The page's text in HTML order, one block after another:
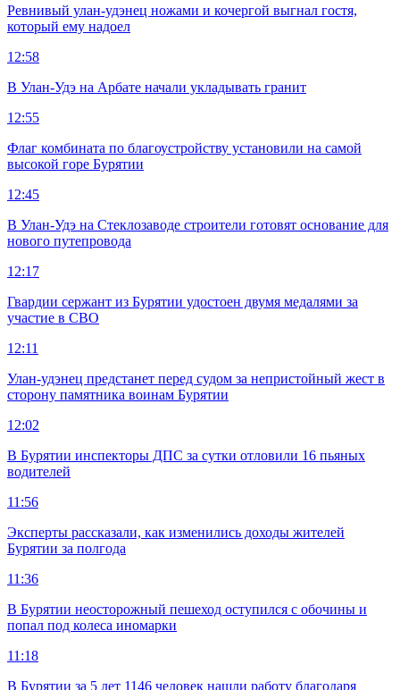
Ревнивый улан-удэнец ножами и кочергой выгнал гостя,
который ему надоел
12:58
В Улан-Удэ на Арбате начали укладывать гранит
12:55
Флаг комбината по благоустройству установили на самой
высокой горе Бурятии
12:45
В Улан-Удэ на Стеклозаводе строители готовят основание для
нового путепровода
12:17
Гвардии сержант из Бурятии удостоен двумя медалями за
участие в СВО
12:11
Улан-удэнец предстанет перед судом за непристойный жест в
сторону памятника воинам Бурятии
12:02
В Бурятии инспекторы ДПС за сутки отловили 16 пьяных
водителей
11:56
Эксперты рассказали, как изменились доходы жителей
Бурятии за полгода
11:36
В Бурятии неосторожный пешеход оступился с обочины и
попал под колеса иномарки
11:18
В Бурятии за 5 лет 1146 человек нашли работу благодаря